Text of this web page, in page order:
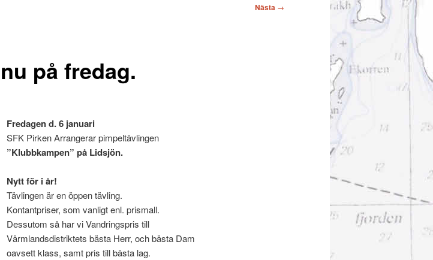
Nästa →
på fredag.
Fredagen d. 6 januari
SFK Pirken Arrangerar pimpeltävlingen
”Klubbkampen” på Lidsjön.
Nytt för i år!
Tävlingen är en öppen tävling.
Kontantpriser, som vanligt enl. prismall.
Dessutom så har vi Vandringspris till
Värmlandsdistriktets bästa Herr, och bästa Dam
oavsett klass, samt pris till bästa lag.